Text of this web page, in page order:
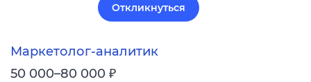
Откликнуться
Маркетолог-аналитик
50 000–80 000 ₽